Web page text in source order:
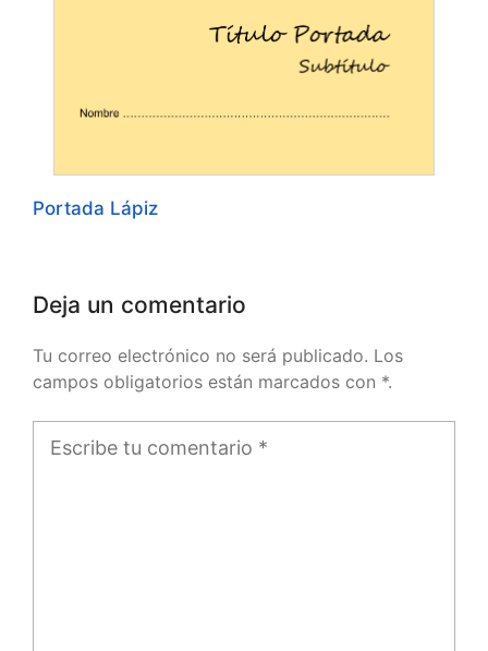
Portada Lápiz
Deja un comentario
Tu correo electrónico no será publicado. Los
campos obligatorios están marcados con *.
Comentario